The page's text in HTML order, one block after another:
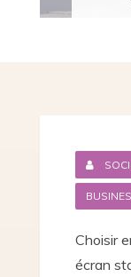
Choisir
écran